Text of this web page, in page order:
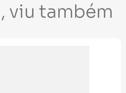
viu também